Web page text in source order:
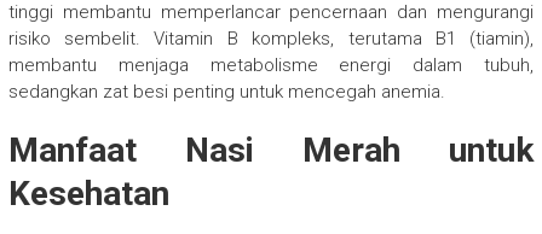
tinggi membantu memperlancar pencernaan dan mengurangi
risiko sembelit. Vitamin B kompleks, terutama B1 (tiamin),
membantu menjaga metabolisme energi dalam tubuh,
sedangkan zat besi penting untuk mencegah anemia.
Manfaat Nasi Merah untuk
Kesehatan